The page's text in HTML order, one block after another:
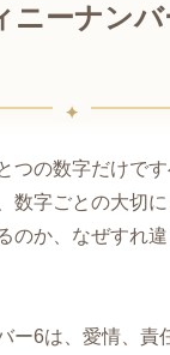
ニーナンバ
つの数字だけで
数字ごとの大切
のか、なぜすれ
ー6は、愛情、責